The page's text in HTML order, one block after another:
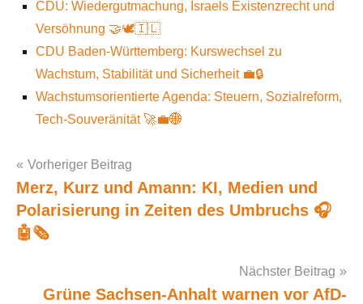
CDU: Wiedergutmachung, Israels Existenzrecht und
Versöhnung 🤝🕊️🇮🇱
CDU Baden-Württemberg: Kurswechsel zu
Wachstum, Stabilität und Sicherheit 💼🔒
Wachstumsorientierte Agenda: Steuern, Sozialreform,
Tech-Souveränität 🚀💼🌐
Post
navigation
Vorheriger Beitrag
Merz, Kurz und Amann: KI, Medien und
Polarisierung in Zeiten des Umbruchs 🎧
🤖🗞️
Nächster Beitrag
Grüne Sachsen-Anhalt warnen vor AfD-